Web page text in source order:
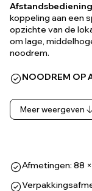
Afstandsbediening
koppeling aan een
opzichte van de
om lage,
noodrem.
NOODREM OP
Meer weergeven
Afmetingen: 88